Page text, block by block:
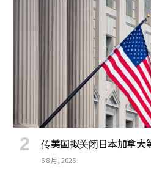
传美国拟关闭日本加拿大
6 8 月, 2026